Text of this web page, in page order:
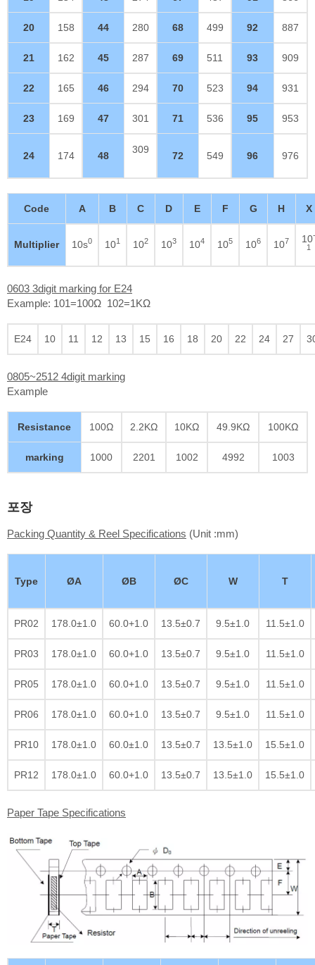
20 158 44 280 68 499 92 887
21 162 45 287 69 511 93 909
22 165 46 294 70 523 94 931
23 169 47 301 71 536 95 953
24 174 48
309
72 549 96 976
Code A B C D E F G H X
Multiplier 10s0 101 102 103 104 105 106 107 10-
1
0603 3digit marking for E24
Example: 101=100Ω 102=1KΩ
E24 10 11 12 13 15 16 18 20 22 24 27
0805~2512 4digit marking
Example
Resistance 100Ω 2.2KΩ 10KΩ 49.9KΩ 100KΩ
marking 1000 2201 1002 4992 1003
포장
Packing Quantity & Reel Specifications (Unit :mm)
Type ØA ØB ØC W T
PR02 178.0±1.0 60.0+1.0 13.5±0.7 9.5±1.0 11.5±1.0
PR03 178.0±1.0 60.0+1.0 13.5±0.7 9.5±1.0 11.5±1.0
PR05 178.0±1.0 60.0+1.0 13.5±0.7 9.5±1.0 11.5±1.0
PR06 178.0±1.0 60.0+1.0 13.5±0.7 9.5±1.0 11.5±1.0
PR10 178.0±1.0 60.0±1.0 13.5±0.7 13.5±1.0 15.5±1.0
PR12 178.0±1.0 60.0+1.0 13.5±0.7 13.5±1.0 15.5±1.0
Paper Tape Specifications